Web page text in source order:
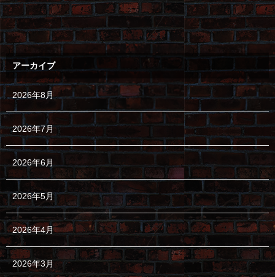
アーカイブ
2026年8月
2026年7月
2026年6月
2026年5月
2026年4月
2026年3月